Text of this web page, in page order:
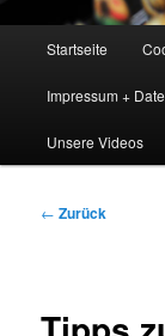
Startseite
Impressum +
Unsere Videos
Beitrags-
← Zurück